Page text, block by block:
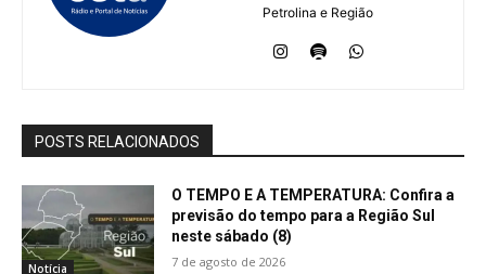
Petrolina e Região
POSTS RELACIONADOS
Notícia
O TEMPO E A TEMPERATURA: Confira a
previsão do tempo para a Região Sul
neste sábado (8)
7 de agosto de 2026